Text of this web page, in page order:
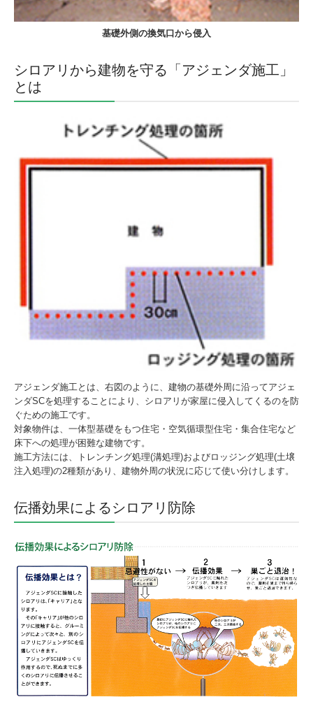
基礎外側の換気口から侵入
シロアリから建物を守る「アジェンダ施工」
とは
アジェンダ施工とは、右図のように、建物の基礎外周に沿ってアジェ
ンダSCを処理することにより、シロアリが家屋に侵入してくるのを防
ぐための施工です。
対象物件は、一体型基礎をもつ住宅・空気循環型住宅・集合住宅など
床下への処理が困難な建物です。
施工方法には、トレンチング処理(溝処理)およびロッジング処理(土壌
注入処理)の2種類があり、建物外周の状況に応じて使い分けします。
伝播効果によるシロアリ防除